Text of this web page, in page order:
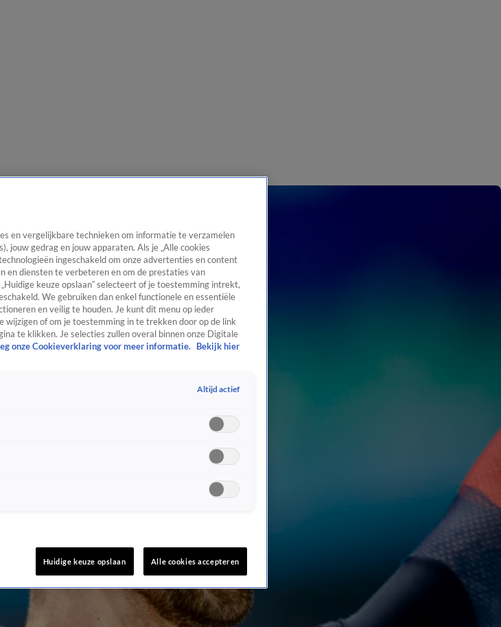
en vergelijkbare technieken om informatie te verzamelen
jouw gedrag en jouw apparaten. Als je „Alle cookies
ingeschakeld om onze advertenties en content
en diensten te verbeteren en om de prestaties van
keuze opslaan” selecteert of je toestemming intrekt,
We gebruiken dan enkel functionele en essentiële
en veilig te houden. Je kunt dit menu op ieder
wijzigen of om je toestemming in te trekken door op de link
te klikken. Je selecties zullen overal binnen onze Digitale
onze Cookieverklaring voor meer informatie.
Bekijk hier
Altijd actief
Huidige keuze opslaan Alle cookies accepteren